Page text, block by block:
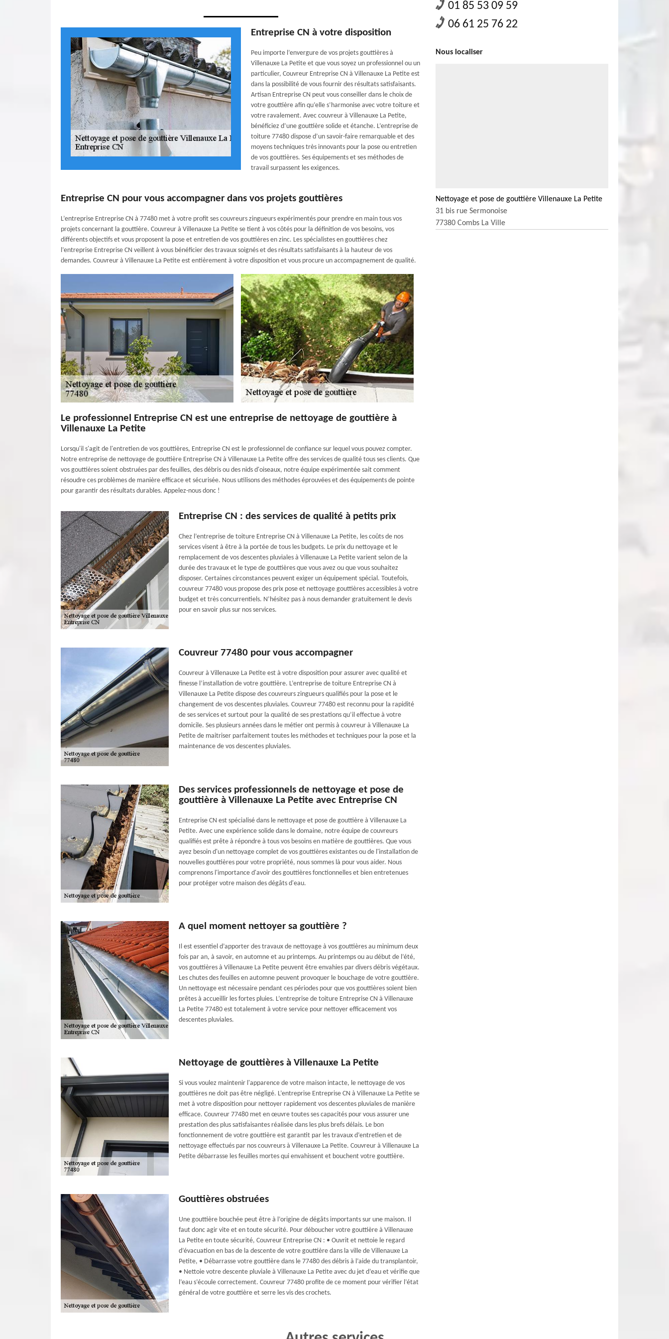
Entreprise CN à votre disposition
Peu importe l’envergure de vos projets gouttières à
Villenauxe La Petite et que vous soyez un professionnel ou un
particulier, Couvreur Entreprise CN à Villenauxe La Petite est
dans la possibilité de vous fournir des résultats satisfaisants.
Artisan Entreprise CN peut vous conseiller dans le choix de
votre gouttière afin qu’elle s’harmonise avec votre toiture et
votre ravalement. Avec couvreur à Villenauxe La Petite,
bénéficiez d’une gouttière solide et étanche. L’entreprise de
toiture 77480 dispose d’un savoir-faire remarquable et des
moyens techniques très innovants pour la pose ou entretien
de vos gouttières. Ses équipements et ses méthodes de
travail surpassent les exigences.
Entreprise CN pour vous accompagner dans vos projets gouttières
L’entreprise Entreprise CN à 77480 met à votre profit ses couvreurs zingueurs expérimentés pour prendre en main tous vos
projets concernant la gouttière. Couvreur à Villenauxe La Petite se tient à vos côtés pour la définition de vos besoins, vos
différents objectifs et vous proposent la pose et entretien de vos gouttières en zinc. Les spécialistes en gouttières chez
l’entreprise Entreprise CN veillent à vous bénéficier des travaux soignés et des résultats satisfaisants à la hauteur de vos
demandes. Couvreur à Villenauxe La Petite est entièrement à votre disposition et vous procure un accompagnement de qualité.
Le professionnel Entreprise CN est une entreprise de nettoyage de gouttière à
Villenauxe La Petite
Lorsqu'il s'agit de l'entretien de vos gouttières, Entreprise CN est le professionnel de confiance sur lequel vous pouvez compter.
Notre entreprise de nettoyage de gouttière Entreprise CN à Villenauxe La Petite offre des services de qualité tous ses clients. Que
vos gouttières soient obstruées par des feuilles, des débris ou des nids d'oiseaux, notre équipe expérimentée sait comment
résoudre ces problèmes de manière efficace et sécurisée. Nous utilisons des méthodes éprouvées et des équipements de pointe
pour garantir des résultats durables. Appelez-nous donc !
Entreprise CN : des services de qualité à petits prix
Chez l’entreprise de toiture Entreprise CN à Villenauxe La Petite, les coûts de nos
services visent à être à la portée de tous les budgets. Le prix du nettoyage et le
remplacement de vos descentes pluviales à Villenauxe La Petite varient selon de la
durée des travaux et le type de gouttières que vous avez ou que vous souhaitez
disposer. Certaines circonstances peuvent exiger un équipement spécial. Toutefois,
couvreur 77480 vous propose des prix pose et nettoyage gouttières accessibles à votre
budget et très concurrentiels. N’hésitez pas à nous demander gratuitement le devis
pour en savoir plus sur nos services.
Couvreur 77480 pour vous accompagner
Couvreur à Villenauxe La Petite est à votre disposition pour assurer avec qualité et
finesse l’installation de votre gouttière. L’entreprise de toiture Entreprise CN à
Villenauxe La Petite dispose des couvreurs zingueurs qualifiés pour la pose et le
changement de vos descentes pluviales. Couvreur 77480 est reconnu pour la rapidité
de ses services et surtout pour la qualité de ses prestations qu’il effectue à votre
domicile. Ses plusieurs années dans le métier ont permis à couvreur à Villenauxe La
Petite de maitriser parfaitement toutes les méthodes et techniques pour la pose et la
maintenance de vos descentes pluviales.
Des services professionnels de nettoyage et pose de
gouttière à Villenauxe La Petite avec Entreprise CN
Entreprise CN est spécialisé dans le nettoyage et pose de gouttière à Villenauxe La
Petite. Avec une expérience solide dans le domaine, notre équipe de couvreurs
qualifiés est prête à répondre à tous vos besoins en matière de gouttières. Que vous
ayez besoin d'un nettoyage complet de vos gouttières existantes ou de l'installation de
nouvelles gouttières pour votre propriété, nous sommes là pour vous aider. Nous
comprenons l'importance d'avoir des gouttières fonctionnelles et bien entretenues
pour protéger votre maison des dégâts d'eau.
A quel moment nettoyer sa gouttière ?
Il est essentiel d’apporter des travaux de nettoyage à vos gouttières au minimum deux
fois par an, à savoir, en automne et au printemps. Au printemps ou au début de l’été,
vos gouttières à Villenauxe La Petite peuvent être envahies par divers débris végétaux.
Les chutes des feuilles en automne peuvent provoquer le bouchage de votre gouttière.
Un nettoyage est nécessaire pendant ces périodes pour que vos gouttières soient bien
prêtes à accueillir les fortes pluies. L’entreprise de toiture Entreprise CN à Villenauxe
La Petite 77480 est totalement à votre service pour nettoyer efficacement vos
descentes pluviales.
Nettoyage de gouttières à Villenauxe La Petite
Si vous voulez maintenir l'apparence de votre maison intacte, le nettoyage de vos
gouttières ne doit pas être négligé. L’entreprise Entreprise CN à Villenauxe La Petite se
met à votre disposition pour nettoyer rapidement vos descentes pluviales de manière
efficace. Couvreur 77480 met en œuvre toutes ses capacités pour vous assurer une
prestation des plus satisfaisantes réalisée dans les plus brefs délais. Le bon
fonctionnement de votre gouttière est garantit par les travaux d’entretien et de
nettoyage effectués par nos couvreurs à Villenauxe La Petite. Couvreur à Villenauxe La
Petite débarrasse les feuilles mortes qui envahissent et bouchent votre gouttière.
Gouttières obstruées
Une gouttière bouchée peut être à l’origine de dégâts importants sur une maison. Il
faut donc agir vite et en toute sécurité. Pour déboucher votre gouttière à Villenauxe
La Petite en toute sécurité, Couvreur Entreprise CN : • Ouvrit et nettoie le regard
d’évacuation en bas de la descente de votre gouttière dans la ville de Villenauxe La
Petite, • Débarrasse votre gouttière dans le 77480 des débris à l’aide du transplantoir,
• Nettoie votre descente pluviale à Villenauxe La Petite avec du jet d’eau et vérifie que
l’eau s’écoule correctement. Couvreur 77480 profite de ce moment pour vérifier l’état
général de votre gouttière et serre les vis des crochets.
01 85 53 09 59
06 61 25 76 22
Nous localiser
Nettoyage et pose de gouttière Villenauxe La Petite
31 bis rue Sermonoise
77380 Combs La Ville